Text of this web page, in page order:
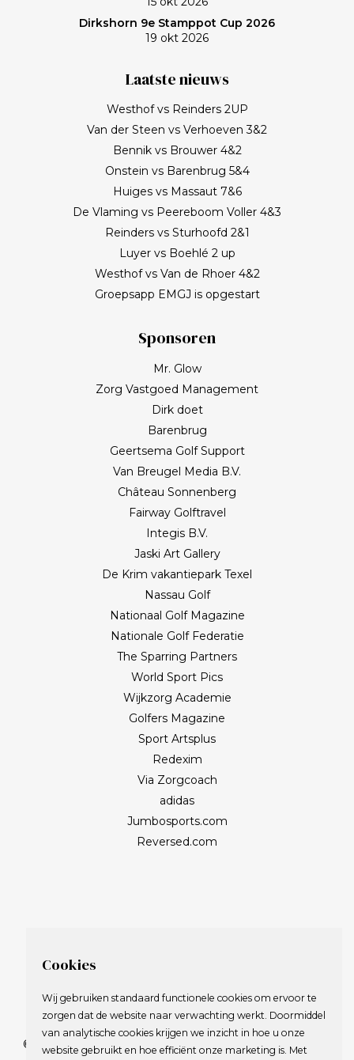
Dirkshorn 9e Stamppot Cup 2026
19 okt 2026
Laatste nieuws
Westhof vs Reinders 2UP
Van der Steen vs Verhoeven 3&2
Bennik vs Brouwer 4&2
Onstein vs Barenbrug 5&4
Huiges vs Massaut 7&6
De Vlaming vs Peereboom Voller 4&3
Reinders vs Sturhoofd 2&1
Luyer vs Boehlé 2 up
Westhof vs Van de Rhoer 4&2
Groepsapp EMGJ is opgestart
Sponsoren
Mr. Glow
Zorg Vastgoed Management
Dirk doet
Barenbrug
Geertsema Golf Support
Van Breugel Media B.V.
Château Sonnenberg
Fairway Golftravel
Integis B.V.
Jaski Art Gallery
De Krim vakantiepark Texel
Nassau Golf
Nationaal Golf Magazine
Nationale Golf Federatie
The Sparring Partners
World Sport Pics
Wijkzorg Academie
Golfers Magazine
Sport Artsplus
Redexim
Via Zorgcoach
adidas
Jumbosports.com
Reversed.com
© 2009-2023 Nederlandse Vereniging van Golfspelende
Cookies
Wij gebruiken standaard functionele cookies om ervoor te
zorgen dat de website naar verwachting werkt. Doormiddel
van analytische cookies krijgen we inzicht in hoe u onze
website gebruikt en hoe efficiënt onze marketing is. Met